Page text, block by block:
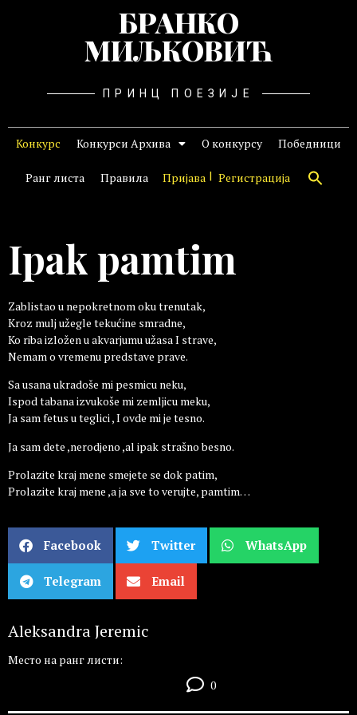
БРАНКО
МИЉКОВИЋ
ПРИНЦ ПОЕЗИЈЕ
Конкурс Конкурси Архива О конкурсу Победници
Ранг листа Правила Пријава Регистрација
Ipak pamtim
Zablistao u nepokretnom oku trenutak,
Kroz mulj užegle tekućine smradne,
Ko riba izložen u akvarjumu užasa I strave,
Nemam o vremenu predstave prave.
Sa usana ukradoše mi pesmicu neku,
Ispod tabana izvukoše mi zemljicu meku,
Ja sam fetus u teglici , I ovde mi je tesno.
Ja sam dete ,nerodjeno ,al ipak strašno besno.
Prolazite kraj mene smejete se dok patim,
Prolazite kraj mene ,a ja sve to verujte, pamtim…
Facebook Twitter WhatsApp
Telegram Email
Aleksandra Jeremic
Место на ранг листи:
0